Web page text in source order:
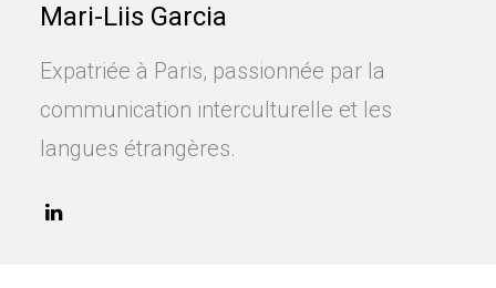
Mari-Liis Garcia
Expatriée à Paris, passionnée par la
communication interculturelle et les
langues étrangères.